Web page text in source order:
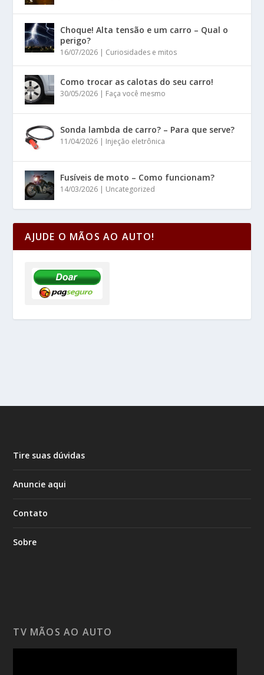
Choque! Alta tensão e um carro – Qual o
perigo?
16/07/2026 | Curiosidades e mitos
Como trocar as calotas do seu carro!
30/05/2026 | Faça você mesmo
Sonda lambda de carro? – Para que serve?
11/04/2026 | Injeção eletrônica
Fusíveis de moto – Como funcionam?
14/03/2026 | Uncategorized
AJUDE O MÃOS AO AUTO!
Tire suas dúvidas
Anuncie aqui
Contato
Sobre
TV MÃOS AO AUTO